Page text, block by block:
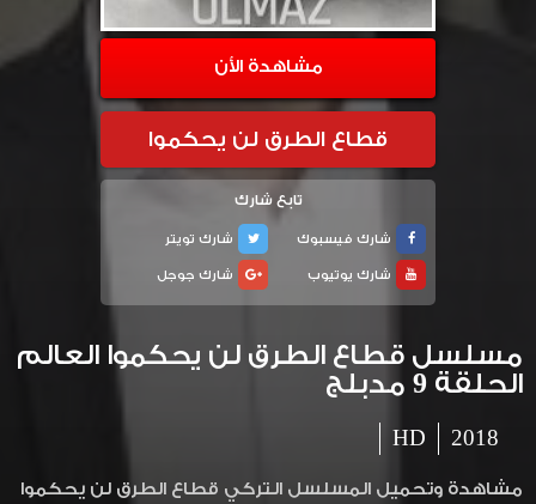
مشاهدة الأن
قطاع الطرق لن يحكموا
تابع شارك
شارك فيسبوك
شارك تويتر
شارك يوتيوب
شارك جوجل
مسلسل قطاع الطرق لن يحكموا العالم
الحلقة 9 مدبلج
2018
HD
مشاهدة وتحميل المسلسل التركي قطاع الطرق لن يحكموا